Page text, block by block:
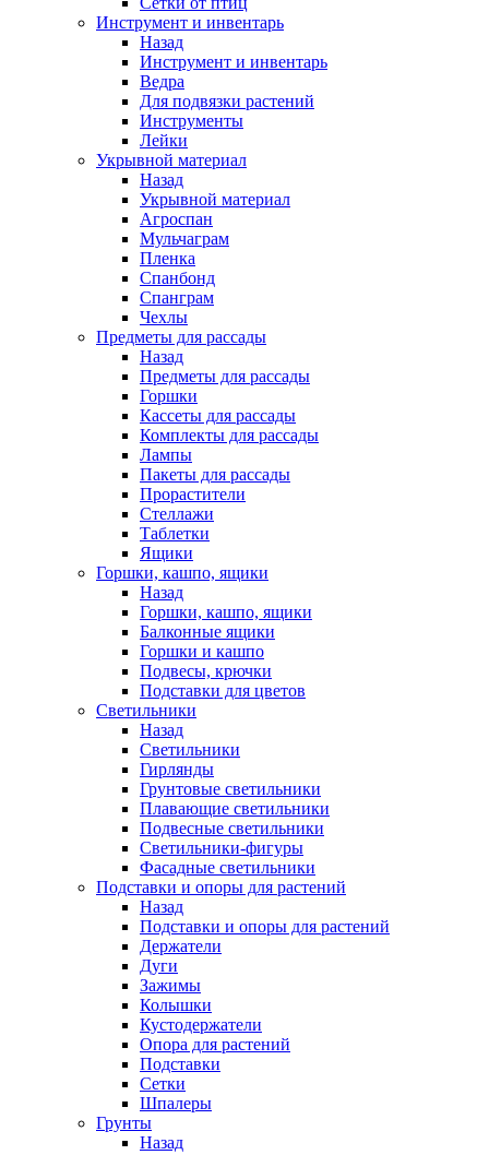
Инструмент и инвентарь
Назад
Инструмент и инвентарь
Ведра
Для подвязки растений
Инструменты
Лейки
Укрывной материал
Назад
Укрывной материал
Агроспан
Мульчаграм
Пленка
Спанбонд
Спанграм
Чехлы
Предметы для рассады
Назад
Предметы для рассады
Горшки
Кассеты для рассады
Комплекты для рассады
Лампы
Пакеты для рассады
Прорастители
Стеллажи
Таблетки
Ящики
Горшки, кашпо, ящики
Назад
Горшки, кашпо, ящики
Балконные ящики
Горшки и кашпо
Подвесы, крючки
Подставки для цветов
Светильники
Назад
Светильники
Гирлянды
Грунтовые светильники
Плавающие светильники
Подвесные светильники
Светильники-фигуры
Фасадные светильники
Подставки и опоры для растений
Назад
Подставки и опоры для растений
Держатели
Дуги
Зажимы
Колышки
Кустодержатели
Опора для растений
Подставки
Сетки
Шпалеры
Грунты
Назад